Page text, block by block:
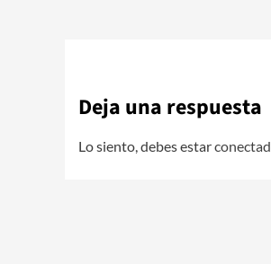
Deja una respuesta
Lo siento, debes estar